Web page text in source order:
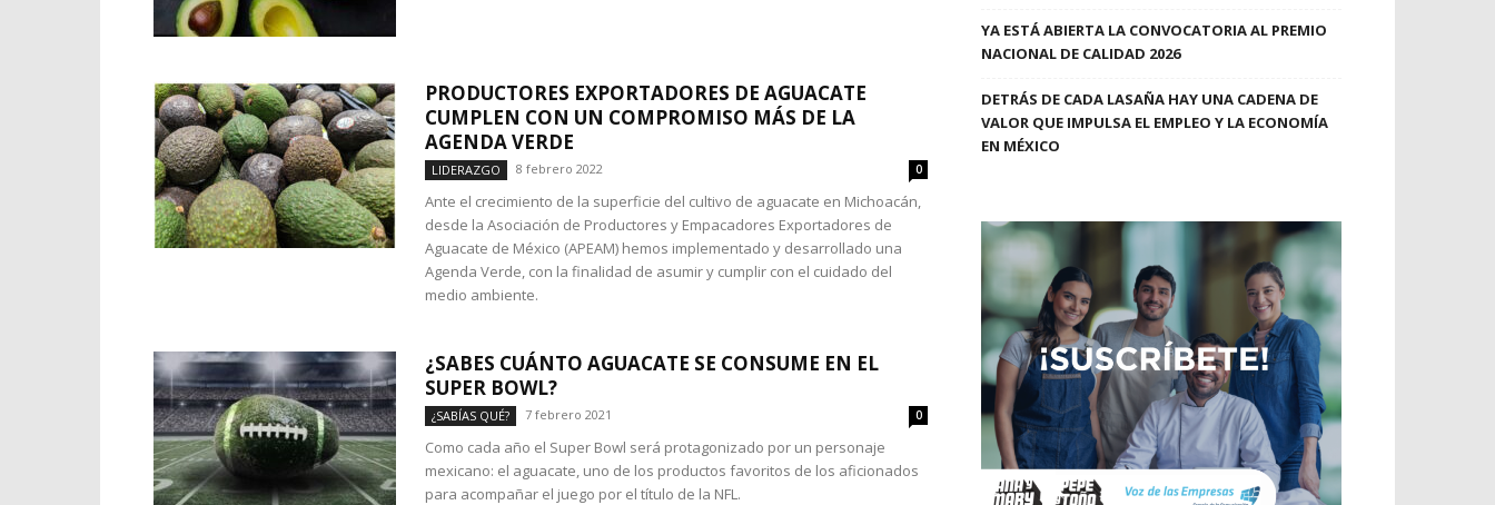
PRODUCTORES EXPORTADORES DE AGUACATE
CUMPLEN CON UN COMPROMISO MÁS DE LA
AGENDA VERDE
LIDERAZGO 8 febrero 2022 0
Ante el crecimiento de la superficie del cultivo de aguacate en Michoacán,
desde la Asociación de Productores y Empacadores Exportadores de
Aguacate de México (APEAM) hemos implementado y desarrollado una
Agenda Verde, con la finalidad de asumir y cumplir con el cuidado del
medio ambiente.
¿SABES CUÁNTO AGUACATE SE CONSUME EN EL
SUPER BOWL?
¿SABÍAS QUÉ? 7 febrero 2021 0
Como cada año el Super Bowl será protagonizado por un personaje
mexicano: el aguacate, uno de los productos favoritos de los aficionados
para acompañar el juego por el título de la NFL.
YA ESTÁ ABIERTA LA CONVOCATORIA AL PREMIO
NACIONAL DE CALIDAD 2026
DETRÁS DE CADA LASAÑA HAY UNA CADENA DE
VALOR QUE IMPULSA EL EMPLEO Y LA ECONOMÍA
EN MÉXICO